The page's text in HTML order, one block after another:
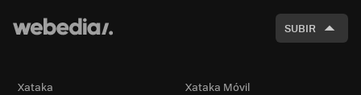
SUBIR
Xataka Xataka Móvil